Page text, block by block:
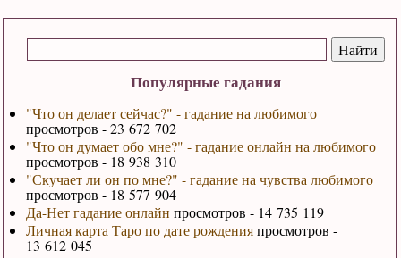
Популярные гадания
"Что он делает сейчас?" - гадание на любимого
просмотров - 23 672 702
"Что он думает обо мне?" - гадание онлайн на любимого
просмотров - 18 938 310
"Скучает ли он по мне?" - гадание на чувства любимого
просмотров - 18 577 904
Да-Нет гадание онлайн просмотров - 14 735 119
Личная карта Таро по дате рожденияпросмотров -
13 612 045